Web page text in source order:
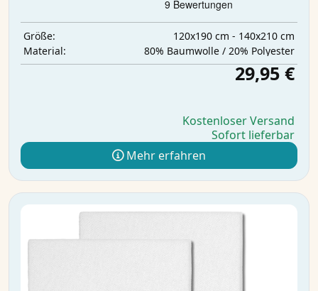
Größe:
120x190 cm - 140x210 cm
Material:
80% Baumwolle / 20% Polyester
29,95 €
Kostenloser Versand
Sofort lieferbar
Mehr erfahren